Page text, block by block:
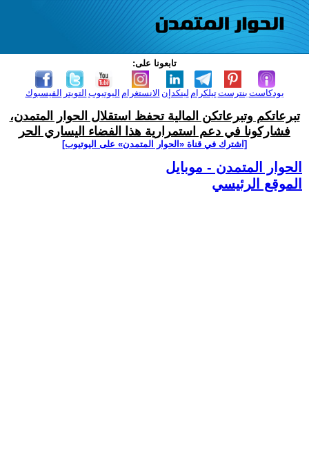
تابعونا على:
الفيسبوك التويتر اليوتيوب الانستغرام لينكدإن تيلكرامبنترست بودكاست
تبرعاتكم وتبرعاتكن المالية تحفظ استقلال الحوار المتمدن،
فشاركونا في دعم استمرارية هذا الفضاء اليساري الحر
[اشترك في قناة ‫«الحوار المتمدن» على اليوتيوب]
الحوار المتمدن - موبايل
الموقع الرئيسي